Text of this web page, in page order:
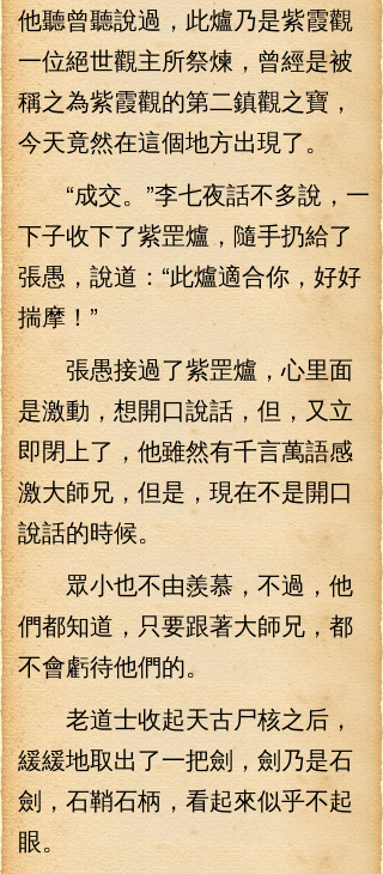
他聽曾聽說過，此爐乃是紫霞觀
一位絕世觀主所祭煉，曾經是被
稱之為紫霞觀的第二鎮觀之寶，
今天竟然在這個地方出現了。
“成交。”李七夜話不多說，一
下子收下了紫罡爐，隨手扔給了
張愚，說道：“此爐適合你，好好
揣摩！”
張愚接過了紫罡爐，心里面
是激動，想開口說話，但，又立
即閉上了，他雖然有千言萬語感
激大師兄，但是，現在不是開口
說話的時候。
眾小也不由羨慕，不過，他
們都知道，只要跟著大師兄，都
不會虧待他們的。
老道士收起天古尸核之后，
緩緩地取出了一把劍，劍乃是石
劍，石鞘石柄，看起來似乎不起
眼。